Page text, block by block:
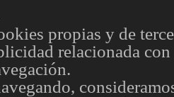
propias y de
relacionada